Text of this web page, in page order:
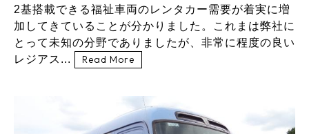
2基搭載できる福祉車両のレンタカー需要が着実に増
加してきていることが分かりました。これまは弊社に
とって未知の分野でありましたが、非常に程度の良い
レジアス...
Read More